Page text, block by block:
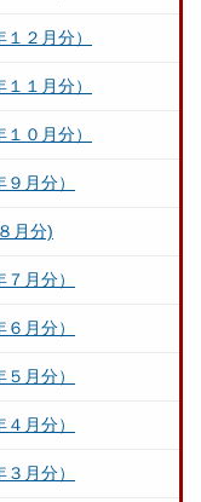
２月分）
１月分）
０月分）
月分）
月分)
月分）
月分）
月分）
月分）
月分）